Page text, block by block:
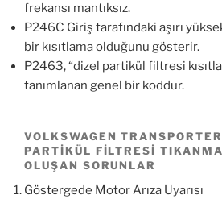
frekansı mantıksız.
P246C Giriş tarafındaki aşırı
bir kısıtlama olduğunu gösterir.
P2463, “dizel partikül filtresi
tanımlanan genel bir koddur.
VOLKSWAGEN
PARTIKÜL FILTRESI
OLUŞAN SORUNLAR
Göstergede Motor Arıza Uyarısı